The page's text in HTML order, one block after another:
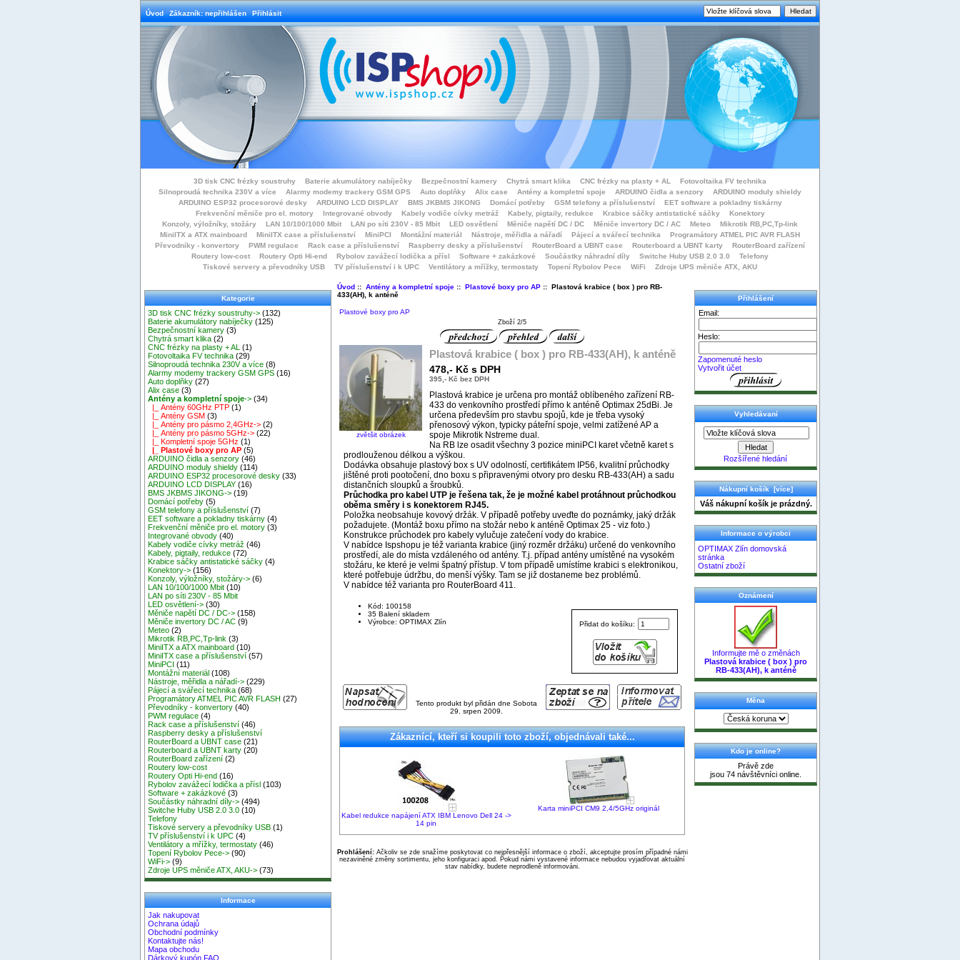
Úvod Zákazník: nepřihlášen Přihlásit
3D tisk CNC frézky soustruhy Baterie akumulátory nabíječky Bezpečnostní kamery Chytrá smart klika CNC frézky na plasty + AL
Fotovoltaika FV technika
Silnoproudá technika 230V a více
Alarmy modemy trackery GSM GPS Auto doplňky Alix case Antény a kompletní spoje ARDUINO čidla a senzory
ARDUINO moduly shieldy
ARDUINO ESP32 procesorové desky
ARDUINO LCD DISPLAY BMS JKBMS JIKONG Domácí potřeby GSM telefony a příslušenství
EET software a pokladny tiskárny
Frekvenční měniče pro el. motory
Integrované obvody Kabely vodiče cívky metráž Kabely, pigtaily, redukce Krabice sáčky antistatické sáčky
Konektory
Konzoly, výložníky, stožáry
LAN 10/100/1000 Mbit LAN po síti 230V - 85 Mbit LED osvětlení Měniče napětí DC / DC Měniče invertory DC / AC Meteo
Mikrotik RB,PC,Tp-link
MiniITX a ATX mainboard
MiniITX case a příslušenství MiniPCI Montážní materiál Nástroje, měřidla a nářadí Pájecí a svářecí technika
Programátory ATMEL PIC AVR FLASH
Převodníky - konvertory
PWM regulace Rack case a příslušenství Raspberry desky a příslušenství RouterBoard a UBNT case Routerboard a UBNT karty
RouterBoard zařízení
Routery low-cost
Routery Opti Hi-end Rybolov zavážecí lodička a přísl Software + zakázkové Součástky náhradní díly Switche Huby USB 2.0 3.0
Telefony
Tiskové servery a převodníky USB
TV příslušenství i k UPC Ventilátory a mřížky, termostaty Topení Rybolov Pece WiFi Zdroje UPS měniče ATX, AKU
Kategorie
3D tisk CNC frézky soustruhy-> (132)
Baterie akumulátory nabíječky (125)
Bezpečnostní kamery (3)
Chytrá smart klika (2)
CNC frézky na plasty + AL
(1)
Fotovoltaika FV technika (29)
Silnoproudá technika 230V a více (8)
Alarmy modemy trackery GSM GPS (16)
Auto doplňky (27)
Alix case (3)
Antény a kompletní spoje-> (34)
|_ Antény 60GHz PTP (1)
|_ Antény GSM (3)
|_ Antény pro pásmo 2,4GHz-> (2)
|_ Antény pro pásmo 5GHz-> (22)
|_ Kompletní spoje 5GHz (1)
|_ Plastové boxy pro AP (5)
ARDUINO čidla a senzory (46)
ARDUINO moduly shieldy (114)
ARDUINO ESP32 procesorové desky (33)
ARDUINO LCD DISPLAY (16)
BMS JKBMS JIKONG-> (19)
Domácí potřeby (5)
GSM telefony a příslušenství (7)
EET software a pokladny tiskárny (4)
Frekvenční měniče pro el. motory (3)
Integrované obvody (40)
Kabely vodiče cívky metráž (46)
Kabely, pigtaily, redukce (72)
Krabice sáčky antistatické sáčky (4)
Konektory-> (156)
Konzoly, výložníky, stožáry-> (6)
LAN 10/100/1000 Mbit (10)
LAN po síti 230V - 85 Mbit
LED osvětlení-> (30)
Měniče napětí DC / DC-> (158)
Měniče invertory DC / AC (9)
Meteo (2)
Mikrotik RB,PC,Tp-link (3)
MiniITX a ATX mainboard (10)
MiniITX case a příslušenství (57)
MiniPCI (11)
Montážní materiál (108)
Nástroje, měřidla a nářadí-> (229)
Pájecí a svářecí technika (68)
Programátory ATMEL PIC AVR FLASH (27)
Převodníky - konvertory (40)
PWM regulace (4)
Rack case a příslušenství (46)
Raspberry desky a příslušenství
RouterBoard a UBNT case (21)
Routerboard a UBNT karty (20)
RouterBoard zařízení (2)
Routery low-cost
Routery Opti Hi-end (16)
Rybolov zavážecí lodička a přísl (103)
Software + zakázkové (3)
Součástky náhradní díly-> (494)
Switche Huby USB 2.0 3.0 (10)
Telefony
Tiskové servery a převodníky USB (1)
TV příslušenství i k UPC (4)
Ventilátory a mřížky, termostaty (46)
Topení Rybolov Pece-> (90)
WiFi-> (9)
Zdroje UPS měniče ATX, AKU-> (73)
Informace
Jak nakupovat
Ochrana údajů
Obchodní podmínky
Kontaktujte nás!
Mapa obchodu
Dárkový kupón FAQ
Úvod:: Antény a kompletní spoje:: Plastové boxy pro AP:: Plastová krabice ( box ) pro RB-
433(AH), k anténě
Plastové boxy pro AP
Zboží 2/5
zvětšit obrázek
Plastová krabice ( box ) pro RB-433(AH), k anténě
478,- Kč s DPH
395,- Kč bez DPH
Plastová krabice je určena pro montáž oblíbeného zařízení RB-
433 do venkovního prostředí přímo k anténě Optimax 25dBi. Je
určena především pro stavbu spojů, kde je třeba vysoký
přenosový výkon, typicky páteřní spoje, velmi zatížené AP a
spoje Mikrotik Nstreme dual.
Na RB lze osadit všechny 3 pozice miniPCI karet včetně karet s
prodlouženou délkou a výškou.
Dodávka obsahuje plastový box s UV odolností, certifikátem IP56, kvalitní průchodky
jištěné proti pootočení, dno boxu s připravenými otvory pro desku RB-433(AH) a sadu
distančních sloupků a šroubků.
Průchodka pro kabel UTP je řešena tak, že je možné kabel protáhnout průchodkou
oběma směry i s konektorem RJ45.
Položka neobsahuje kovový držák. V případě potřeby uveďte do poznámky, jaký držák
požadujete. (Montáž boxu přímo na stožár nebo k anténě Optimax 25 - viz foto.)
Konstrukce průchodek pro kabely vylučuje zatečení vody do krabice.
V nabídce Ispshopu je též varianta krabice (jiný rozměr držáku) určené do venkovního
prostředí, ale do místa vzdáleného od antény. T.j. případ antény umístěné na vysokém
stožáru, ke které je velmi špatný přístup. V tom případě umístíme krabici s elektronikou,
které potřebuje údržbu, do menší výšky. Tam se již dostaneme bez problémů.
V nabídce též varianta pro RouterBoard 411.
Přidat do košíku:
Kód: 100158
35 Balení skladem
Výrobce: OPTIMAX Zlín
Tento produkt byl přidán dne Sobota
29. srpen 2009.
Zákaznící, kteří si koupili toto zboží, objednávali také...
Kabel redukce napájení ATX IBM Lenovo Dell 24 ->
14 pin
Karta miniPCI CM9 2,4/5GHz originál
Prohlášení:Ačkoliv se zde snažíme poskytovat co nejpřesnější informace o zboží, akceptujte prosím případné námi
nezaviněné změny sortimentu, jeho konfiguraci apod. Pokud námi vystavené informace nebudou vyjadřovat aktuální
stav nabídky, budete neprodleně informováni.
Přihlášení
Email:
Heslo:
Zapomenuté heslo
Vytvořit účet
Vyhledávaní
Rozšířené hledání
Nákupní košík [více]
Váš nákupní košík je prázdný.
Informace o výrobci
OPTIMAX Zlín domovská
stránka
Ostatní zboží
Oznámení
Informujte mě o změnách
Plastová krabice ( box ) pro
RB-433(AH), k anténě
Měna
Kdo je online?
Právě zde
jsou 74 návštěvníci online.